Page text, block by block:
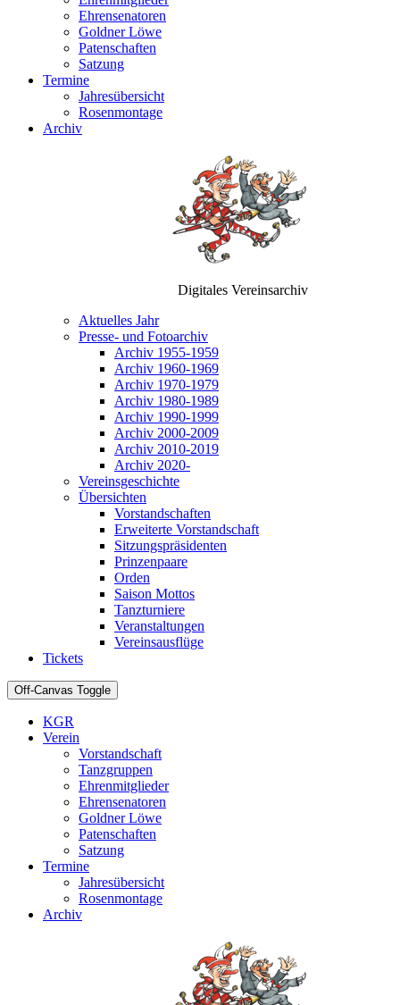
Ehrensenatoren
Goldner Löwe
Patenschaften
Satzung
Termine
Jahresübersicht
Rosenmontage
Archiv
Digitales Vereinsarchiv
Aktuelles Jahr
Presse- und Fotoarchiv
Archiv 1955-1959
Archiv 1960-1969
Archiv 1970-1979
Archiv 1980-1989
Archiv 1990-1999
Archiv 2000-2009
Archiv 2010-2019
Archiv 2020-
Vereinsgeschichte
Übersichten
Vorstandschaften
Erweiterte Vorstandschaft
Sitzungspräsidenten
Prinzenpaare
Orden
Saison Mottos
Tanzturniere
Veranstaltungen
Vereinsausflüge
Tickets
Off-Canvas Toggle
KGR
Verein
Vorstandschaft
Tanzgruppen
Ehrenmitglieder
Ehrensenatoren
Goldner Löwe
Patenschaften
Satzung
Termine
Jahresübersicht
Rosenmontage
Archiv